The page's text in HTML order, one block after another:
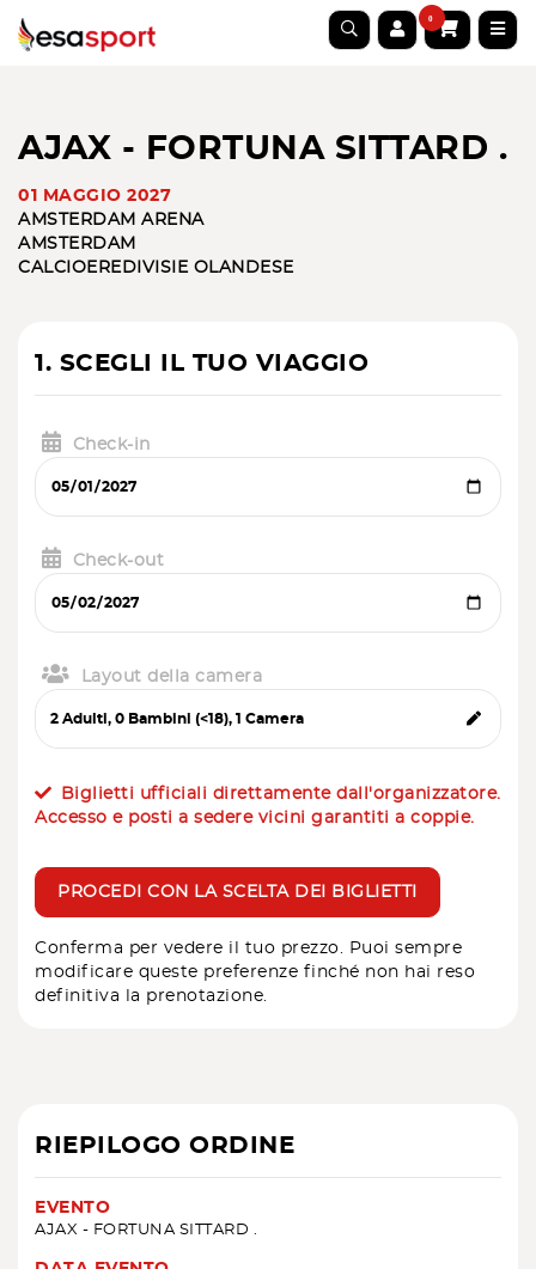
0
AJAX - FORTUNA SITTARD .
01 MAGGIO 2027
AMSTERDAM ARENA
AMSTERDAM
CALCIO EREDIVISIE OLANDESE
1. SCEGLI IL TUO VIAGGIO
Check-in
Check-out
Layout della camera
Biglietti ufficiali direttamente dall'organizzatore.
Accesso e posti a sedere vicini garantiti a coppie.
PROCEDI CON LA SCELTA DEI BIGLIETTI
Conferma per vedere il tuo prezzo. Puoi sempre
modificare queste preferenze finché non hai reso
definitiva la prenotazione.
RIEPILOGO ORDINE
EVENTO
AJAX - FORTUNA SITTARD .